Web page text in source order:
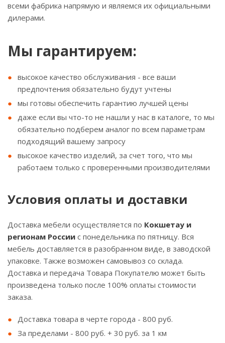
всеми фабрика напрямую и являемся их официальными
дилерами.
Мы гарантируем:
высокое качество обслуживания - все ваши
предпочтения обязательно будут учтены
мы готовы обеспечить гарантию лучшей цены
даже если вы что-то не нашли у нас в каталоге, то мы
обязательно подберем аналог по всем параметрам
подходящий вашему запросу
высокое качество изделий, за счет того, что мы
работаем только с проверенными производителями
Условия оплаты и доставки
Доставка мебели осуществляется по Кокшетау и
регионам России с понедельника по пятницу. Вся
мебель доставляется в разобранном виде, в заводской
упаковке. Также возможен самовывоз со склада.
Доставка и передача Товара Покупателю может быть
произведена только после 100% оплаты стоимости
заказа.
Доставка товара в черте города - 800 руб.
За пределами - 800 руб. + 30 руб. за 1 км